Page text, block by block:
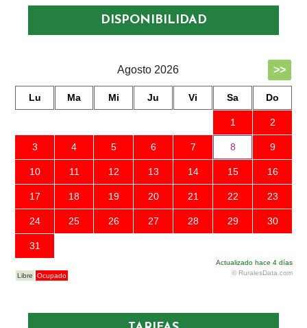
DISPONIBILIDAD